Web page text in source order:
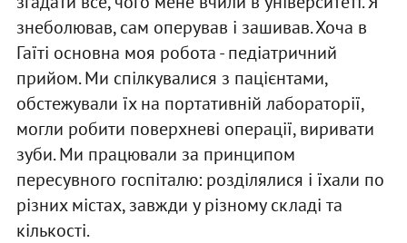
знеболював, сам оперував і зашивав. Хоча в
Гаїті основна моя робота - педіатричний
прийом. Ми спілкувалися з пацієнтами,
обстежували їх на портативній лабораторії,
могли робити поверхневі операції, виривати
зуби. Ми працювали за принципом
пересувного госпіталю: розділялися і їхали по
різних містах, завжди у різному складі та
кількості.